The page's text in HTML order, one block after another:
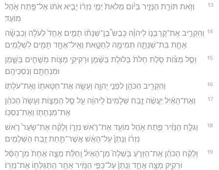
13
וְזֹ֥את תּוֹרַ֖ת הַנָּזִ֑יר בְּי֗וֹם מְלֹאת֙ יְמֵ֣י נִזְר֔וֹ יָבִ֣יא אֹת֔וֹ אֶל־פֶּ֖תַח אֹ֥הֶל
מוֹעֵֽד׃
14 וְהִקְרִ֣יב אֶת־קָרְבָּנ֣וֹ לַיהוָ֡ה כֶּבֶשׂ֩ בֶּן־שְׁנָת֨וֹ תָמִ֤ים אֶחָד֙ לְעֹלָ֔ה וְכַבְשָׂ֨ה
אַחַ֧ת בַּת־שְׁנָתָ֛הּ תְּמִימָ֖ה לְחַטָּ֑את וְאַֽיִל־אֶחָ֥ד תָּמִ֖ים לִשְׁלָמִֽים׃
15
וְסַ֣ל מַצּ֗וֹת סֹ֤לֶת חַלֹּת֙ בְּלוּלֹ֣ת בַּשֶּׁ֔מֶן וּרְקִיקֵ֥י מַצּ֖וֹת מְשֻׁחִ֣ים בַּשָּׁ֑מֶן
וּמִנְחָתָ֖ם וְנִסְכֵּיהֶֽם׃
16 וְהִקְרִ֥יב הַכֹּהֵ֖ן לִפְנֵ֣י יְהוָ֑ה וְעָשָׂ֥ה אֶת־חַטָּאת֖וֹ וְאֶת־עֹלָתֽוֹ׃
17
וְאֶת־הָאַ֜יִל יַעֲשֶׂ֨ה זֶ֤בַח שְׁלָמִים֙ לַֽיהוָ֔ה עַ֖ל סַ֣ל הַמַּצּ֑וֹת וְעָשָׂה֙ הַכֹּהֵ֔ן
אֶת־מִנְחָת֖וֹ וְאֶת־נִסְכּֽוֹ׃
18
וְגִלַּ֣ח הַנָּזִ֗יר פֶּ֛תַח אֹ֥הֶל מוֹעֵ֖ד אֶת־רֹ֣אשׁ נִזְר֑וֹ וְלָקַ֗ח אֶת־שְׂעַר֙ רֹ֣אשׁ
נִזְר֔וֹ וְנָתַן֙ עַל־הָאֵ֔שׁ אֲשֶׁר־תַּ֖חַת זֶ֥בַח הַשְּׁלָמִֽים׃
19
וְלָקַ֨ח הַכֹּהֵ֜ן אֶת־הַזְּרֹ֣עַ בְּשֵׁלָה֮ מִן־הָאַיִל֒ וְֽחַלַּ֨ת מַצָּ֤ה אַחַת֙ מִן־הַסַּ֔ל
וּרְקִ֥יק מַצָּ֖ה אֶחָ֑ד וְנָתַן֙ עַל־כַּפֵּ֣י הַנָּזִ֔יר אַחַ֖ר הִֽתְגַּלְּח֥וֹ אֶת־נִזְרֽוֹ׃